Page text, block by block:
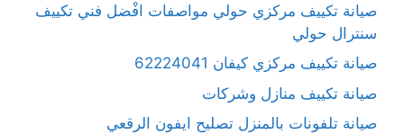
صيانة تكييف مركزي حولي مواصفات افْضل فني تكييف
سنترال حولي
صيانة تكييف مركزي كيفان 62224041
صيانة تكييف منازل وشركات
صيانة تلفونات بالمنزل تصليح ايفون الرقعي